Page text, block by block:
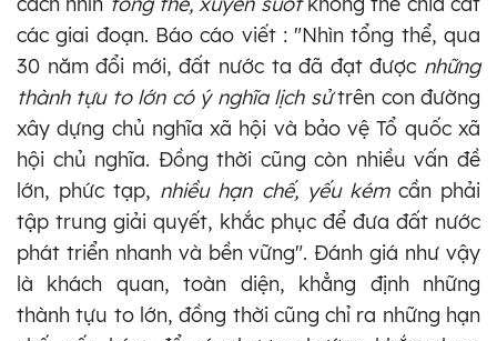
các giai đoạn. Báo cáo viết : "Nhìn tổng thể, qua
30 năm đổi mới, đất nước ta đã đạt được những
thành tựu to lớn có ý nghĩa lịch sửtrên con đường
xây dựng chủ nghĩa xã hội và bảo vệ Tổ quốc xã
hội chủ nghĩa. Đồng thời cũng còn nhiều vấn đề
lớn, phức tạp, nhiều hạn chế, yếu kém cần phải
tập trung giải quyết, khắc phục để đưa đất nước
phát triển nhanh và bền vững". Đánh giá như vậy
là khách quan, toàn diện, khẳng định những
thành tựu to lớn, đồng thời cũng chỉ ra những hạn